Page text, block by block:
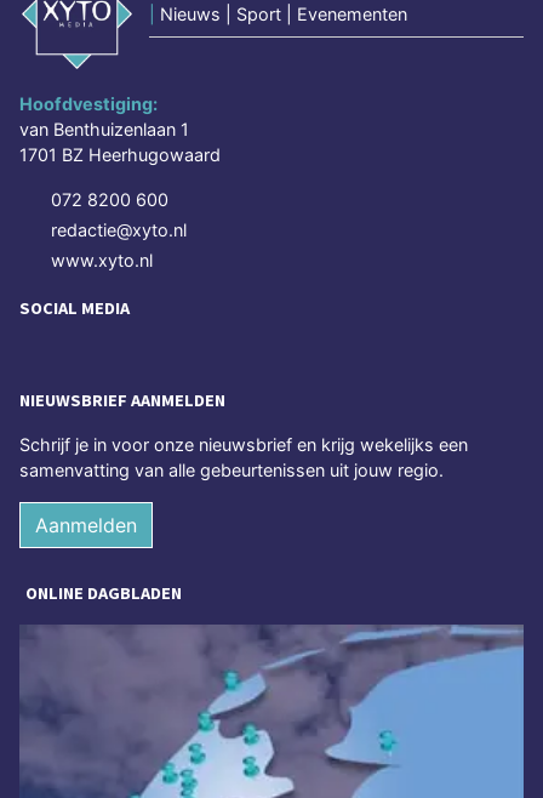
Nieuws | Sport | Evenementen
Hoofdvestiging:
van Benthuizenlaan 1
1701 BZ Heerhugowaard
072 8200 600
redactie@xyto.nl
www.xyto.nl
SOCIAL MEDIA
NIEUWSBRIEF AANMELDEN
Schrijf je in voor onze nieuwsbrief en krijg wekelijks een
samenvatting van alle gebeurtenissen uit jouw regio.
Aanmelden
ONLINE DAGBLADEN